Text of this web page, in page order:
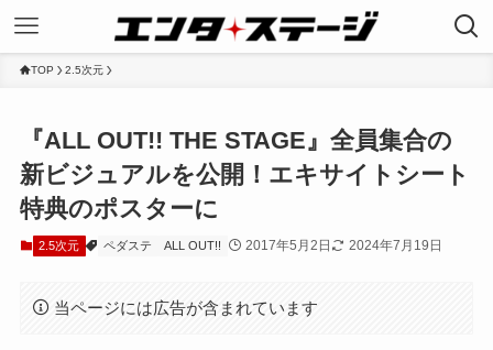
TOP 2.5次元
『ALL OUT!! THE STAGE』全員集合の
新ビジュアルを公開！エキサイトシート
特典のポスターに
2.5次元 ペダステ ALL OUT!! 2017年5月2日 2024年7月19日
当ページには広告が含まれています